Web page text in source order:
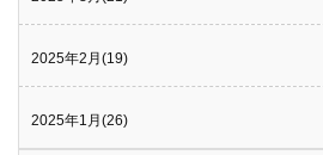
2025年2月(19)
2025年1月(26)